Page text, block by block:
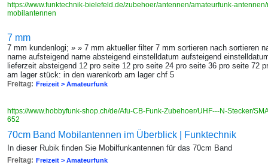
https://www.funktechnik-bielefeld.de/zubehoer/antennen/amateurfunk-
mobilantennen
7 mm
7 mm kundenlogi; » » 7 mm aktueller filter 7 mm sortieren nach sortieren
name aufsteigend name absteigend einstelldatum aufsteigend
lieferzeit absteigend 12 pro seite 12 pro seite 24 pro seite 36 pro seite 72
am lager stück: in den warenkorb am lager chf 5
Freitag: Freizeit > Amateurfunk
https://www.hobbyfunk-shop.ch/de/Afu-CB-Funk-Zubehoer/UHF---N-Stecker/
652
70cm Band Mobilantennen im Überblick | Funktechnik
In dieser Rubik finden Sie Mobilfunkantennen für das 70cm Band
Freitag: Freizeit > Amateurfunk